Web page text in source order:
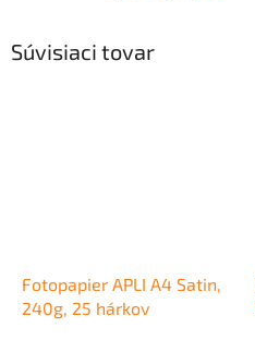
Súvisiaci tovar
Fotopapier APLI A4 Satin,
240g, 25 hárkov